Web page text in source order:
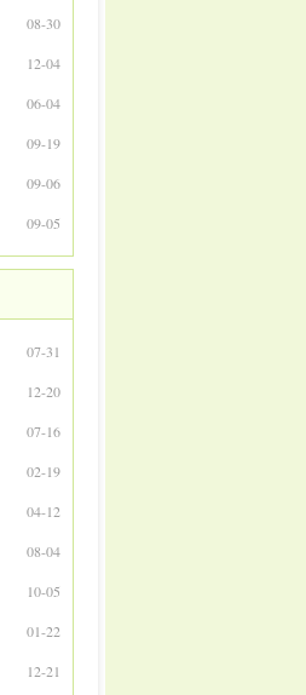
08-30
12-04
06-04
09-19
09-06
09-05
07-31
12-20
07-16
02-19
04-12
08-04
10-05
01-22
12-21